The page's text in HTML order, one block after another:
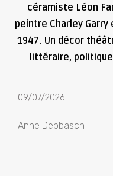
céramiste Léon
peintre Charley
1947. Un décor
littéraire,
09/07/2026
Anne Debbasch